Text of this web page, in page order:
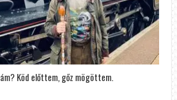
Köd előttem, gőz mögöttem.